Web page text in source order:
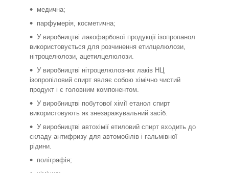
медична;
парфумерія, косметична;
У виробництві лакофарбової продукції ізопропанол
використовується для розчинення етилцелюлози,
нітроцелюлози, ацетилцелюлози.
У виробництві нітроцелюлозних лаків НЦ
ізопропіловий спирт являє собою хімічно чистий
продукт і є головним компонентом.
У виробництві побутової хімії етанол спирт
використовують як знезаражувальний засіб.
У виробництві автохімії етиловий спирт входить до
складу антифризу для автомобілів і гальмівної
рідини.
поліграфія;